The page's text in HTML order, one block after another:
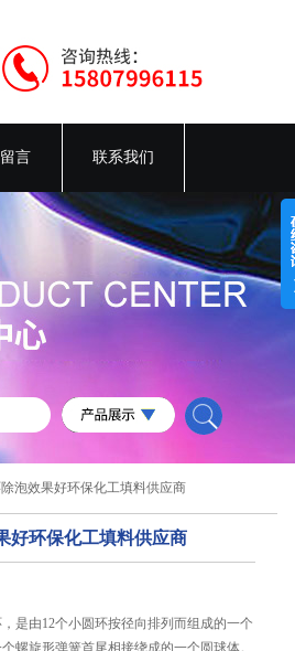
言 联系我们
除泡效果好环保化工填料供应商
好环保化工填料供应商
是由12个小圆环按径向排列而组成的一个
螺旋形弹簧首尾相接绕成的一个圆球体。